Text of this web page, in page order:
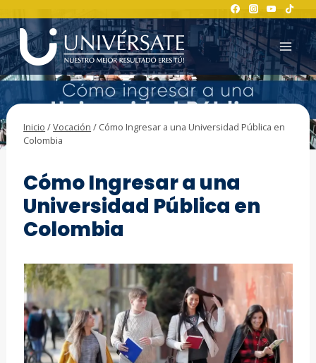
al
contenido
Inicio /Vocación / Cómo Ingresar a una Universidad Pública en
Colombia
Cómo Ingresar a una
Universidad Pública en
Colombia